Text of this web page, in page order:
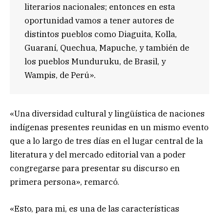
literarios nacionales; entonces en esta
oportunidad vamos a tener autores de
distintos pueblos como Diaguita, Kolla,
Guaraní, Quechua, Mapuche, y también de
los pueblos Munduruku, de Brasil, y
Wampis, de Perú».
«Una diversidad cultural y lingüística de naciones
indígenas presentes reunidas en un mismo evento
que a lo largo de tres días en el lugar central de la
literatura y del mercado editorial van a poder
congregarse para presentar su discurso en
primera persona», remarcó.
«Esto, para mi, es una de las características